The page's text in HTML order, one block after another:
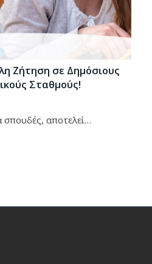
Ζήτηση σε Δημόσιους
Σταθμούς!
σπουδές, αποτελεί…